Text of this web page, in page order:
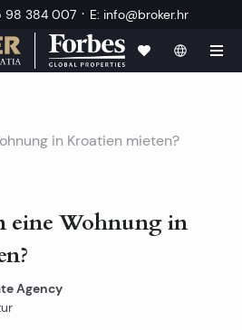
98 384 007 · E: info@broker.hr
in Kroatien mieten?
eine Wohnung in
Agency